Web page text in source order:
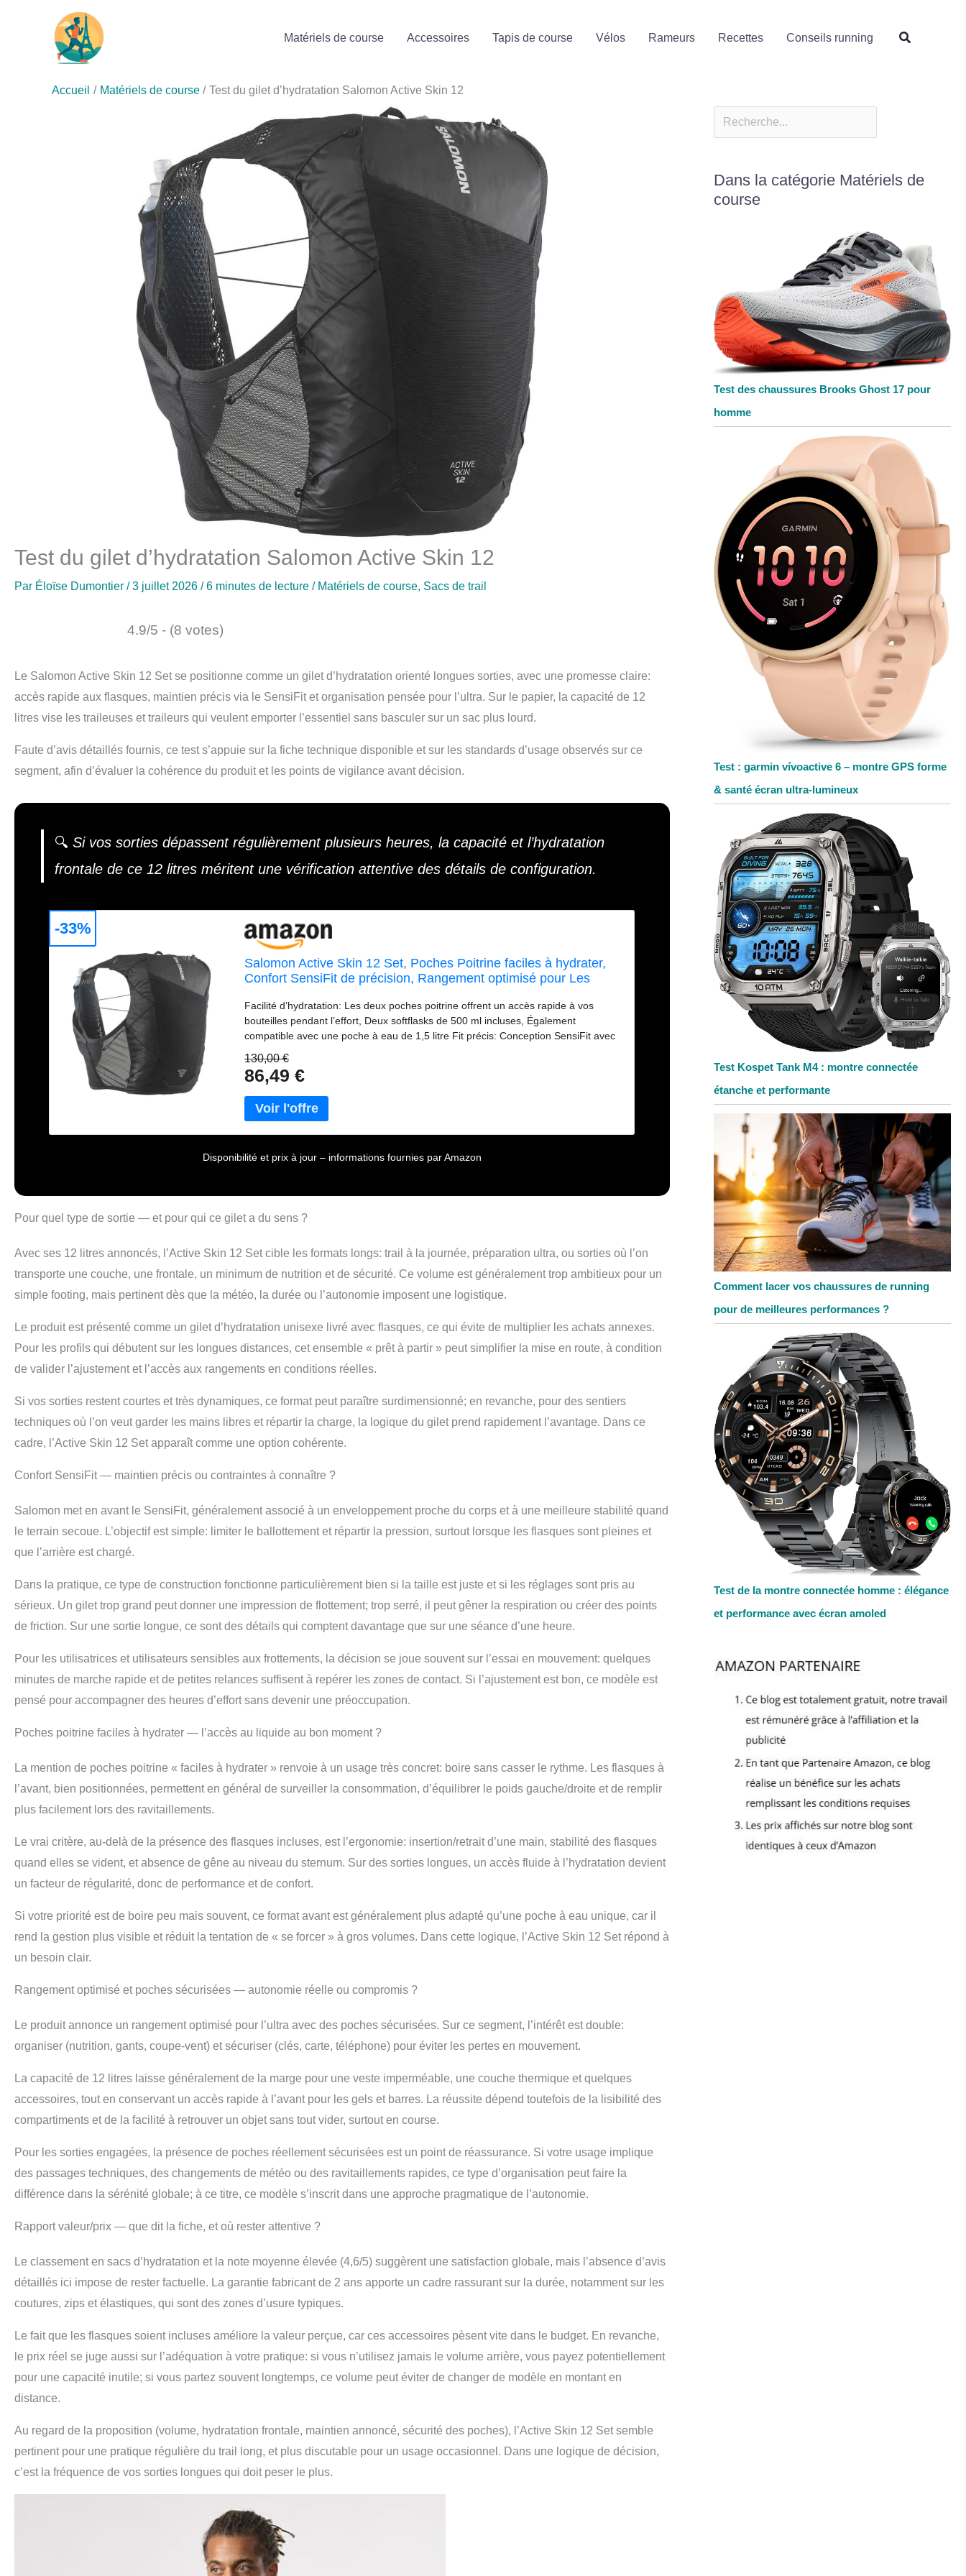
Matériels de course Accessoires Tapis de course Vélos Rameurs Recettes Conseils running
Accueil Matériels de course Test du gilet d’hydratation Salomon Active Skin 12
Test du gilet d’hydratation Salomon Active Skin 12
Par Éloïse Dumontier /3 juillet 2026 /6 minutes de lecture / Matériels de course, Sacs de trail
4.9/5 - (8 votes)
Le Salomon Active Skin 12 Set se positionne comme un gilet d’hydratation orienté longues sorties, avec une promesse claire:
accès rapide aux flasques, maintien précis via le SensiFit et organisation pensée pour l’ultra. Sur le papier, la capacité de 12
litres vise les traileuses et traileurs qui veulent emporter l’essentiel sans basculer sur un sac plus lourd.
Faute d’avis détaillés fournis, ce test s’appuie sur la fiche technique disponible et sur les standards d’usage observés sur ce
segment, afin d’évaluer la cohérence du produit et les points de vigilance avant décision.
🔍 Si vos sorties dépassent régulièrement plusieurs heures, la capacité et l’hydratation
frontale de ce 12 litres méritent une vérification attentive des détails de configuration.
Salomon Active Skin 12 Set, Poches Poitrine faciles à hydrater,
Confort SensiFit de précision, Rangement optimisé pour Les
Facilité d’hydratation: Les deux poches poitrine offrent un accès rapide à vos
bouteilles pendant l’effort, Deux softflasks de 500 ml incluses, Également
compatible avec une poche à eau de 1,5 litre Fit précis: Conception SensiFit avec
des matières douces, une grande liberté de mouvement, un mesh intérieur
ultraconfortable, un système de réglage facile et des sangles de compression pour
stabiliser le poids du sac sur votre dos Rangement optimisé: Un espace de
rangement généreux et des poches sécurisées pour garder tous vos accessoires
à portée de main pendant vos aventures en ultra-trail, Compatible avec notre
130,00 €
86,49 €
-33%
Disponibilité et prix à jour – informations fournies par Amazon
Pour quel type de sortie — et pour qui ce gilet a du sens ?
Avec ses 12 litres annoncés, l’Active Skin 12 Set cible les formats longs: trail à la journée, préparation ultra, ou sorties où l’on
transporte une couche, une frontale, un minimum de nutrition et de sécurité. Ce volume est généralement trop ambitieux pour un
simple footing, mais pertinent dès que la météo, la durée ou l’autonomie imposent une logistique.
Le produit est présenté comme un gilet d’hydratation unisexe livré avec flasques, ce qui évite de multiplier les achats annexes.
Pour les profils qui débutent sur les longues distances, cet ensemble « prêt à partir » peut simplifier la mise en route, à condition
de valider l’ajustement et l’accès aux rangements en conditions réelles.
Si vos sorties restent courtes et très dynamiques, ce format peut paraître surdimensionné; en revanche, pour des sentiers
techniques où l’on veut garder les mains libres et répartir la charge, la logique du gilet prend rapidement l’avantage. Dans ce
cadre, l’Active Skin 12 Set apparaît comme une option cohérente.
Confort SensiFit — maintien précis ou contraintes à connaître ?
Salomon met en avant le SensiFit, généralement associé à un enveloppement proche du corps et à une meilleure stabilité quand
le terrain secoue. L’objectif est simple: limiter le ballottement et répartir la pression, surtout lorsque les flasques sont pleines et
que l’arrière est chargé.
Dans la pratique, ce type de construction fonctionne particulièrement bien si la taille est juste et si les réglages sont pris au
sérieux. Un gilet trop grand peut donner une impression de flottement; trop serré, il peut gêner la respiration ou créer des points
de friction. Sur une sortie longue, ce sont des détails qui comptent davantage que sur une séance d’une heure.
Pour les utilisatrices et utilisateurs sensibles aux frottements, la décision se joue souvent sur l’essai en mouvement: quelques
minutes de marche rapide et de petites relances suffisent à repérer les zones de contact. Si l’ajustement est bon, ce modèle est
pensé pour accompagner des heures d’effort sans devenir une préoccupation.
Poches poitrine faciles à hydrater — l’accès au liquide au bon moment ?
La mention de poches poitrine « faciles à hydrater » renvoie à un usage très concret: boire sans casser le rythme. Les flasques à
l’avant, bien positionnées, permettent en général de surveiller la consommation, d’équilibrer le poids gauche/droite et de remplir
plus facilement lors des ravitaillements.
Le vrai critère, au-delà de la présence des flasques incluses, est l’ergonomie: insertion/retrait d’une main, stabilité des flasques
quand elles se vident, et absence de gêne au niveau du sternum. Sur des sorties longues, un accès fluide à l’hydratation devient
un facteur de régularité, donc de performance et de confort.
Si votre priorité est de boire peu mais souvent, ce format avant est généralement plus adapté qu’une poche à eau unique, car il
rend la gestion plus visible et réduit la tentation de « se forcer » à gros volumes. Dans cette logique, l’Active Skin 12 Set répond à
un besoin clair.
Rangement optimisé et poches sécurisées — autonomie réelle ou compromis ?
Le produit annonce un rangement optimisé pour l’ultra avec des poches sécurisées. Sur ce segment, l’intérêt est double:
organiser (nutrition, gants, coupe-vent) et sécuriser (clés, carte, téléphone) pour éviter les pertes en mouvement.
La capacité de 12 litres laisse généralement de la marge pour une veste imperméable, une couche thermique et quelques
accessoires, tout en conservant un accès rapide à l’avant pour les gels et barres. La réussite dépend toutefois de la lisibilité des
compartiments et de la facilité à retrouver un objet sans tout vider, surtout en course.
Pour les sorties engagées, la présence de poches réellement sécurisées est un point de réassurance. Si votre usage implique
des passages techniques, des changements de météo ou des ravitaillements rapides, ce type d’organisation peut faire la
différence dans la sérénité globale; à ce titre, ce modèle s’inscrit dans une approche pragmatique de l’autonomie.
Rapport valeur/prix — que dit la fiche, et où rester attentive ?
Le classement en sacs d’hydratation et la note moyenne élevée (4,6/5) suggèrent une satisfaction globale, mais l’absence d’avis
détaillés ici impose de rester factuelle. La garantie fabricant de 2 ans apporte un cadre rassurant sur la durée, notamment sur les
coutures, zips et élastiques, qui sont des zones d’usure typiques.
Le fait que les flasques soient incluses améliore la valeur perçue, car ces accessoires pèsent vite dans le budget. En revanche,
le prix réel se juge aussi sur l’adéquation à votre pratique: si vous n’utilisez jamais le volume arrière, vous payez potentiellement
pour une capacité inutile; si vous partez souvent longtemps, ce volume peut éviter de changer de modèle en montant en
distance.
Au regard de la proposition (volume, hydratation frontale, maintien annoncé, sécurité des poches), l’Active Skin 12 Set semble
pertinent pour une pratique régulière du trail long, et plus discutable pour un usage occasionnel. Dans une logique de décision,
c’est la fréquence de vos sorties longues qui doit peser le plus.
Dans la catégorie Matériels de
course
Test des chaussures Brooks Ghost 17 pour
homme
Test : garmin vívoactive 6 – montre GPS forme
& santé écran ultra-lumineux
Test Kospet Tank M4 : montre connectée
étanche et performante
Comment lacer vos chaussures de running
pour de meilleures performances ?
Test de la montre connectée homme : élégance
et performance avec écran amoled